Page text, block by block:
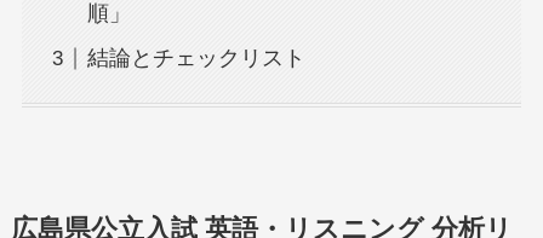
順」
結論とチェックリスト
広島県公立入試 英語・リスニング 分析リ